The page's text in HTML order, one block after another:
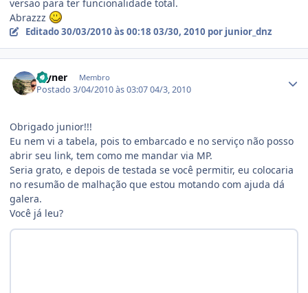
versao para ter funcionalidade total.
Abrazzz
Editado30/03/2010 às 00:18 03/30, 2010 por junior_dnz
rayner Membro
Postado3/04/2010 às 03:0704/3, 2010
Obrigado junior!!!
Eu nem vi a tabela, pois to embarcado e no serviço não posso
abrir seu link, tem como me mandar via MP.
Seria grato, e depois de testada se você permitir, eu colocaria
no resumão de malhação que estou motando com ajuda dá
galera.
Você já leu?